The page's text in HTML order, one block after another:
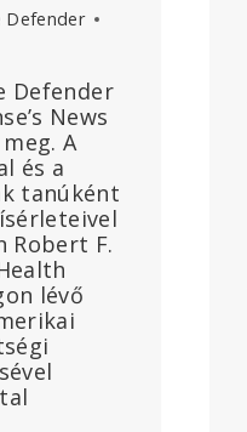
Defender
Defender
News
A
és a
tanúként
F.
lévő